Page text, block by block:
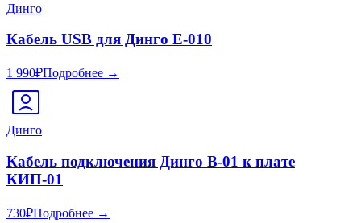
Динго
Кабель USB для Динго Е-010
1 990₽Подробнее →
Динго
Кабель подключения Динго В-01 к плате
КИП-01
730₽Подробнее →